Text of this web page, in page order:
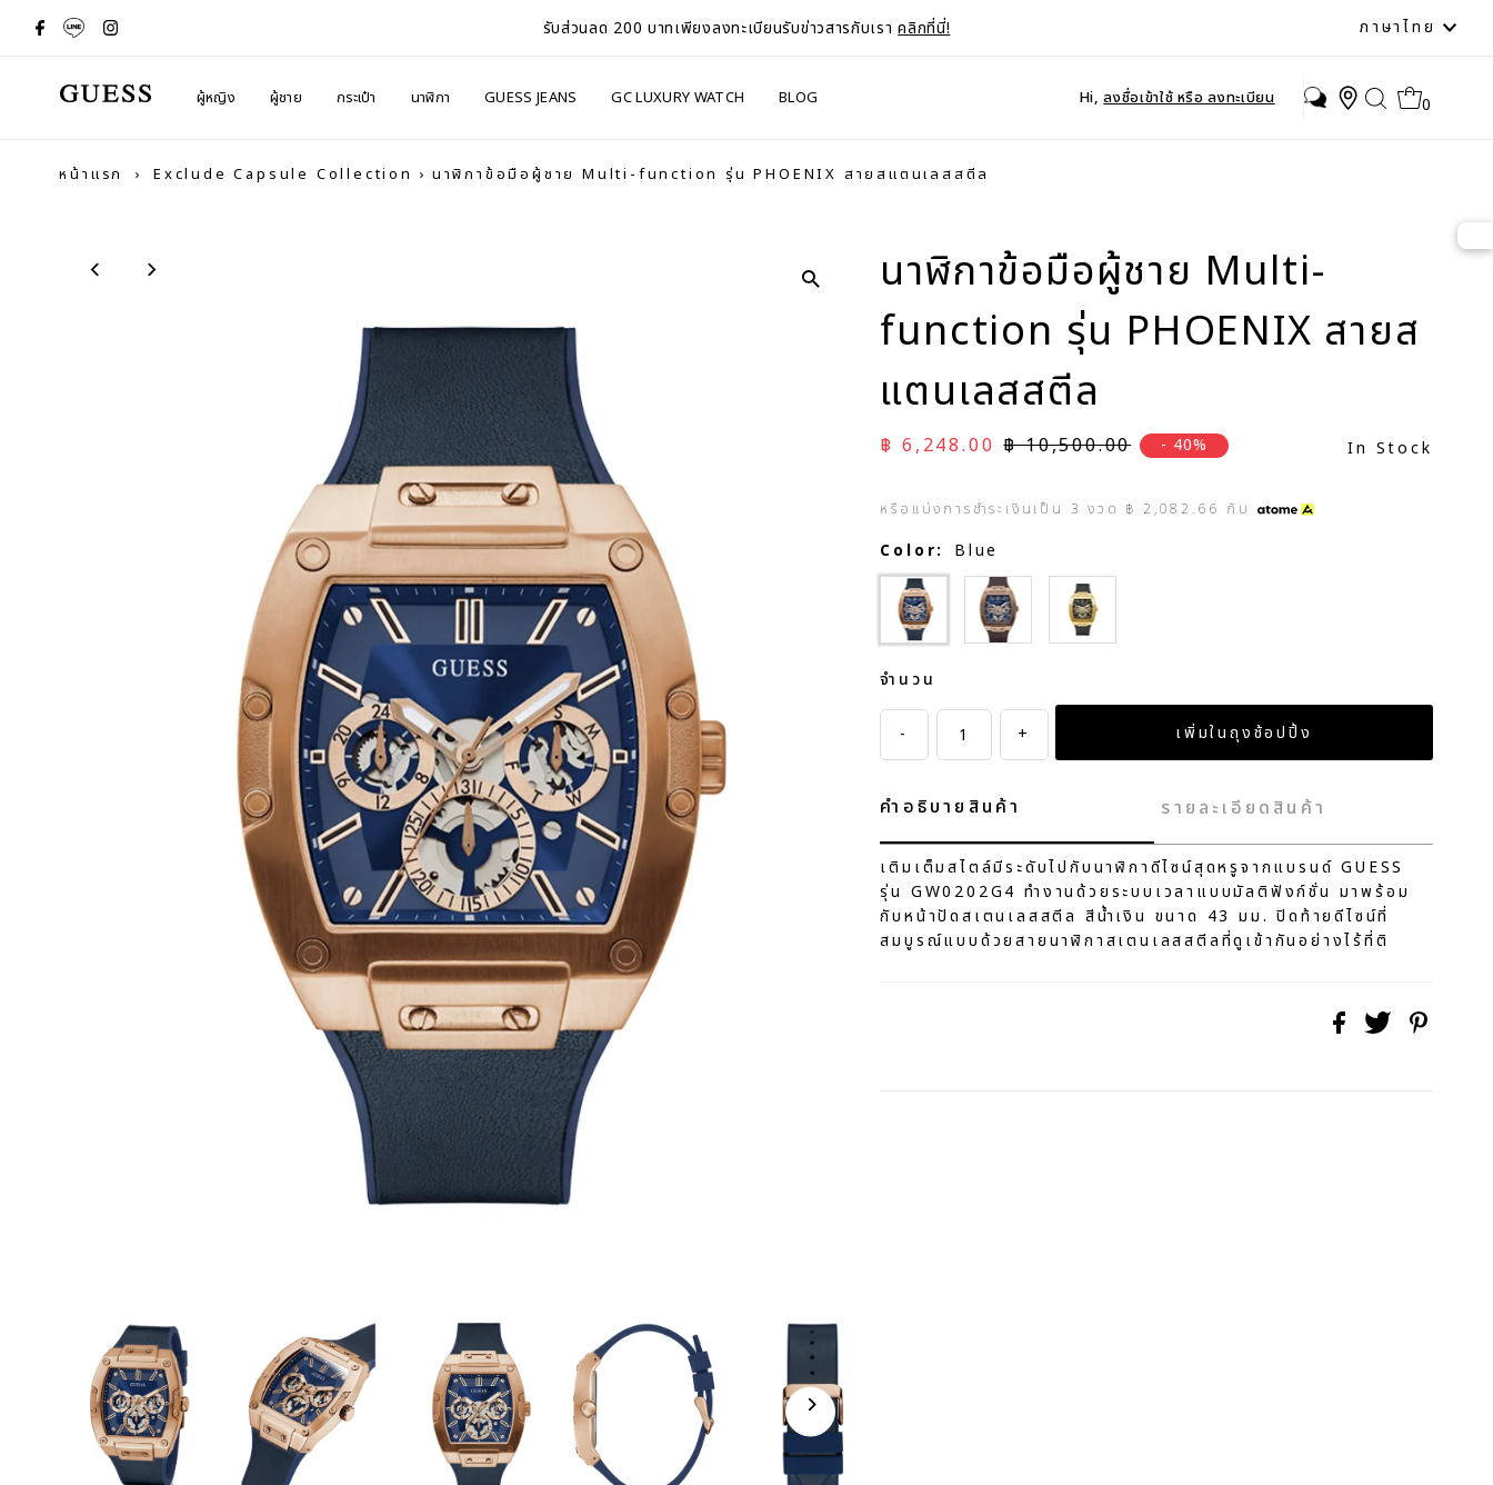
รับส่วนลด 200 บาทเพียงลงทะเบียนรับข่าวสารกับเราคลิกที่นี่! ภาษา
ภาษาไทย
ผู้หญิง ผู้ชาย กระเป๋า นาฬิกา GUESS JEANS GC LUXURY WATCH BLOG Hi,ลงชื่อเข้าใช้ หรือ ลงทะเบียน 0
หน้าแรก › Exclude Capsule Collection › นาฬิกาข้อมือผู้ชาย Multi-function รุ่น PHOENIX สายสแตนเลสสตีล
นาฬิกาข้อมือผู้ชาย Multi-
function รุ่น PHOENIX สายส
แตนเลสสตีล
ราคาลด
฿ 6,248.00 ราคาปกติ
฿ 10,500.00 - 40% In Stock
หรือแบ่งการชำระเงินเป็น 3 งวด ฿ 2,082.66 กับ
Color: Blue
Brown Black
จำนวน
- +
คำอธิบายสินค้า รายละเอียดสินค้า
เติมเต็มสไตล์มีระดับไปกับนาฬิกาดีไซน์สุดหรูจากแบรนด์ GUESS
รุ่น GW0202G4 ทำงานด้วยระบบเวลาแบบมัลติฟังก์ชั่น มาพร้อม
กับหน้าปัดสเตนเลสสตีล สีน้ำเงิน ขนาด 43 มม. ปิดท้ายดีไซน์ที่
สมบูรณ์แบบด้วยสายนาฬิกาสเตนเลสสตีลที่ดูเข้ากันอย่างไร้ที่ติ